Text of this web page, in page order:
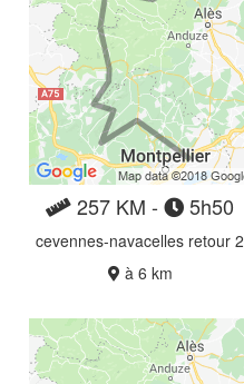
257 KM - 5h50
cevennes-navacelles retour 2
à 6 km